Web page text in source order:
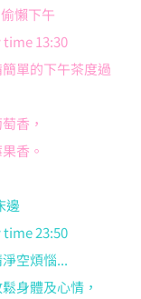
懶下午
13:30
單的下午茶度過
香，
香。
邊
23:50
空煩惱...
身體及心情，